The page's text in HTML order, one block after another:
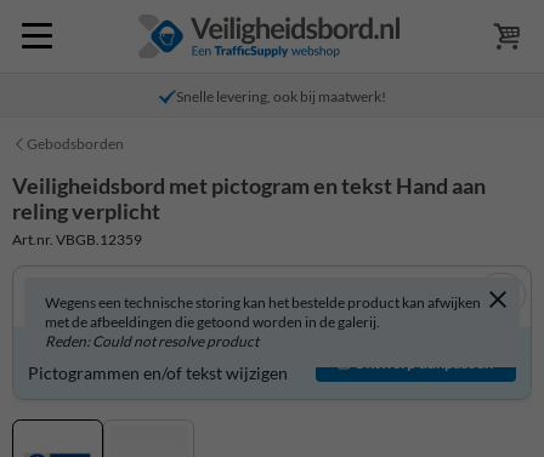
Snelle levering, ook bij maatwerk!
Gebodsborden
Veiligheidsbord met pictogram en tekst Hand aan
reling verplicht
Art.nr. VBGB.12359
Wegens een technische storing kan het bestelde product kan afwijken
met de afbeeldingen die getoond worden in de galerij.
Reden: Could not resolve product
Veiligheidsbord zelf aanpassen?
Pictogrammen en/of tekst wijzigen
Ontwerp aanpassen